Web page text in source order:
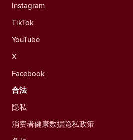
Instagram
TikTok
YouTube
X
Facebook
合法
隐私
消费者健康数据隐私政策